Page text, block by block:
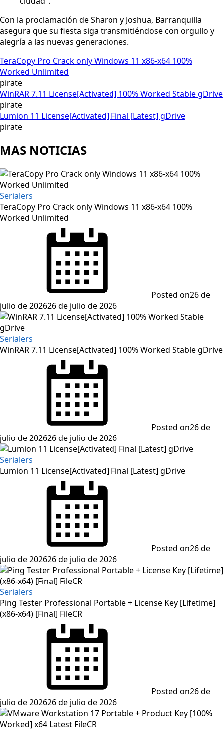
Con la proclamación de Sharon y Joshua, Barranquilla
asegura que su fiesta siga transmitiéndose con orgullo y
alegría a las nuevas generaciones.
TeraCopy Pro Crack only Windows 11 x86-x64 100%
Worked Unlimited
pirate
WinRAR 7.11 License[Activated] 100% Worked Stable gDrive
pirate
Lumion 11 License[Activated] Final [Latest] gDrive
pirate
MAS NOTICIAS
Serialers
TeraCopy Pro Crack only Windows 11 x86-x64 100%
Worked Unlimited
Posted on26 de
julio de 202626 de julio de 2026
Serialers
WinRAR 7.11 License[Activated] 100% Worked Stable gDrive
Posted on26 de
julio de 202626 de julio de 2026
Serialers
Lumion 11 License[Activated] Final [Latest] gDrive
Posted on26 de
julio de 202626 de julio de 2026
Serialers
Ping Tester Professional Portable + License Key [Lifetime]
(x86-x64) [Final] FileCR
Posted on26 de
julio de 202626 de julio de 2026